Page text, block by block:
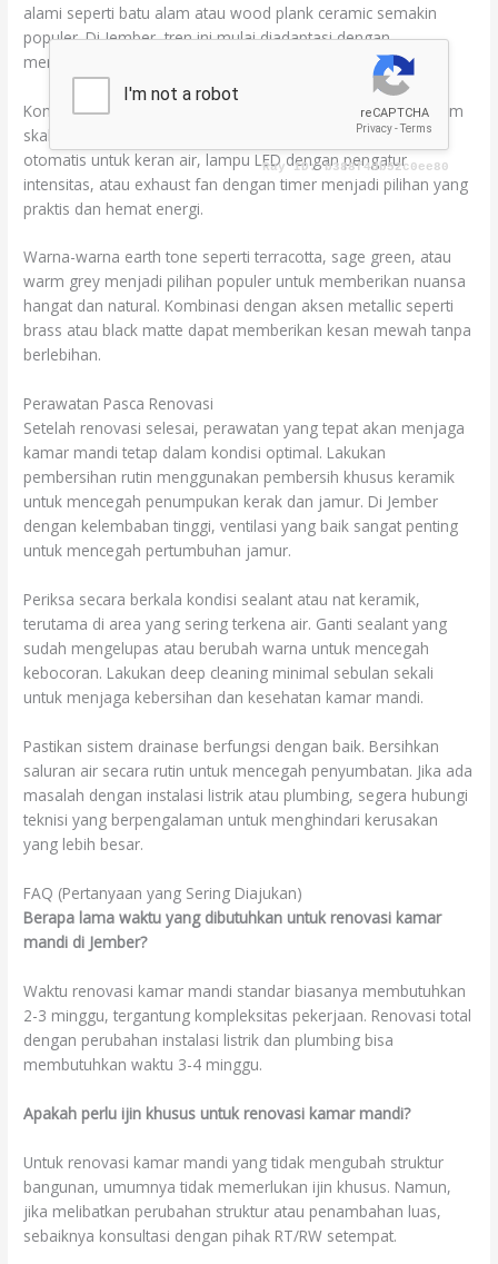
alami seperti batu alam atau wood plank ceramic semakin
populer. Di Jember, tren ini mulai diadaptasi dengan
mempertimbangkan faktor iklim dan ketersediaan material.
Konsep smart bathroom juga mulai diminati, meskipun dalam
skala yang disesuaikan dengan budget. Fitur seperti sensor
otomatis untuk keran air, lampu LED dengan pengatur
intensitas, atau exhaust fan dengan timer menjadi pilihan yang
praktis dan hemat energi.
Warna-warna earth tone seperti terracotta, sage green, atau
warm grey menjadi pilihan populer untuk memberikan nuansa
hangat dan natural. Kombinasi dengan aksen metallic seperti
brass atau black matte dapat memberikan kesan mewah tanpa
berlebihan.
Perawatan Pasca Renovasi
Setelah renovasi selesai, perawatan yang tepat akan menjaga
kamar mandi tetap dalam kondisi optimal. Lakukan
pembersihan rutin menggunakan pembersih khusus keramik
untuk mencegah penumpukan kerak dan jamur. Di Jember
dengan kelembaban tinggi, ventilasi yang baik sangat penting
untuk mencegah pertumbuhan jamur.
Periksa secara berkala kondisi sealant atau nat keramik,
terutama di area yang sering terkena air. Ganti sealant yang
sudah mengelupas atau berubah warna untuk mencegah
kebocoran. Lakukan deep cleaning minimal sebulan sekali
untuk menjaga kebersihan dan kesehatan kamar mandi.
Pastikan sistem drainase berfungsi dengan baik. Bersihkan
saluran air secara rutin untuk mencegah penyumbatan. Jika ada
masalah dengan instalasi listrik atau plumbing, segera hubungi
teknisi yang berpengalaman untuk menghindari kerusakan
yang lebih besar.
FAQ (Pertanyaan yang Sering Diajukan)
Berapa lama waktu yang dibutuhkan untuk renovasi kamar
mandi di Jember?
Waktu renovasi kamar mandi standar biasanya membutuhkan
2-3 minggu, tergantung kompleksitas pekerjaan. Renovasi total
dengan perubahan instalasi listrik dan plumbing bisa
membutuhkan waktu 3-4 minggu.
Apakah perlu ijin khusus untuk renovasi kamar mandi?
Untuk renovasi kamar mandi yang tidak mengubah struktur
bangunan, umumnya tidak memerlukan ijin khusus. Namun,
jika melibatkan perubahan struktur atau penambahan luas,
sebaiknya konsultasi dengan pihak RT/RW setempat.